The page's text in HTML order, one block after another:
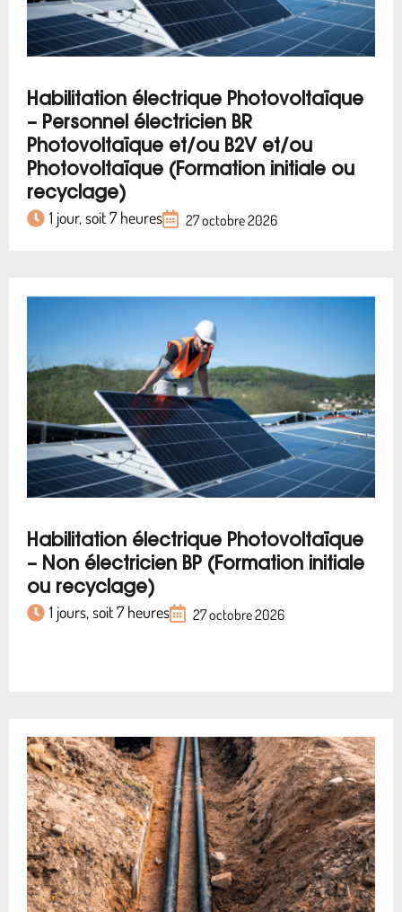
Habilitation électrique Photovoltaïque
– Personnel électricien BR
Photovoltaïque et/ou B2V et/ou
Photovoltaïque (Formation initiale ou
recyclage)
1 jour, soit 7 heures 27 octobre 2026
Habilitation électrique Photovoltaïque
– Non électricien BP (Formation initiale
ou recyclage)
1 jours, soit 7 heures 27 octobre 2026